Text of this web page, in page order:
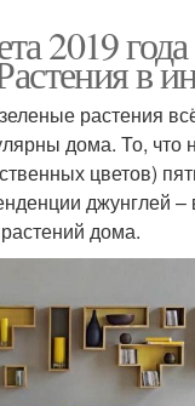
2019
в
растения
дома. То, что
цветов)
джунглей
дома.